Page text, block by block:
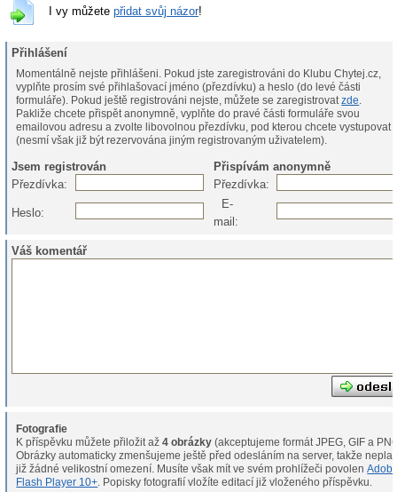
I vy můžete přidat svůj názor!
Přihlášení
Momentálně nejste přihlášeni. Pokud jste zaregistrováni do Klubu Chytej.cz,
vyplňte prosím své přihlašovací jméno (přezdívku) a heslo (do levé části
formuláře). Pokud ještě registrováni nejste, můžete se zaregistrovatzde.
Pakliže chcete přispět anonymně, vyplňte do pravé části formuláře svou
emailovou adresu a zvolte libovolnou přezdívku, pod kterou chcete vystupovat
(nesmí však již být rezervována jiným registrovaným uživatelem).
Jsem registrován
Přispívám anonymně
Přezdívka:
Přezdívka:
Heslo:
E-
mail:
Váš komentář
Fotografie
K příspěvku můžete přiložit až4 obrázky (akceptujeme formát JPEG, GIF a
Obrázky automaticky zmenšujeme ještě před odesláním na server, takže
již žádné velikostní omezení. Musíte však mít ve svém prohlížeči povolen
Flash Player 10+ . Popisky fotografií vložíte editací již vloženého příspěvku.